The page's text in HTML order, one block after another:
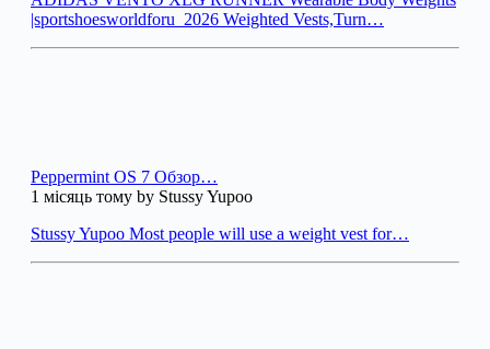
|sportshoesworldforu_2026 Weighted Vests,Turn…
Peppermint OS 7 Обзор…
1 місяць тому by Stussy Yupoo
Stussy Yupoo Most people will use a weight vest for…